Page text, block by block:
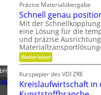
e
s
c
h
l
i
f
f
e
s
c
h
e
r
B
e
d
i
e
r
t
u
n
g
s
f
r
e
e
s
H
Präzise Materialübergabe
Schnell genau
Mit der
eine Lösung für die
und präzise
Weiterlesen:
S
h
n
Kurzpapier des VDI ZRE
Kreislaufwirtschaft in